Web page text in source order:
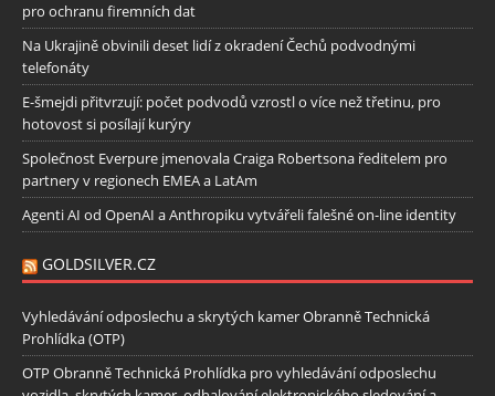
pro ochranu firemních dat
Na Ukrajině obvinili deset lidí z okradení Čechů podvodnými
telefonáty
E-šmejdi přitvrzují: počet podvodů vzrostl o více než třetinu, pro
hotovost si posílají kurýry
Společnost Everpure jmenovala Craiga Robertsona ředitelem pro
partnery v regionech EMEA a LatAm
Agenti AI od OpenAI a Anthropiku vytvářeli falešné on-line identity
GOLDSILVER.CZ
Vyhledávání odposlechu a skrytých kamer Obranně Technická
Prohlídka (OTP)
OTP Obranně Technická Prohlídka pro vyhledávání odposlechu